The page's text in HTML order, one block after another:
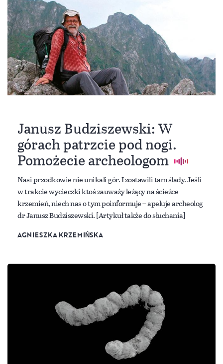
Janusz Budziszewski: W
górach patrzcie pod nogi.
Pomożecie archeologom
Nasi przodkowie nie unikali gór. I zostawili tam ślady. Jeśli
w trakcie wycieczki ktoś zauważy leżący na ścieżce
krzemień, niech nas o tym poinformuje – apeluje archeolog
dr Janusz Budziszewski. [Artykuł także do słuchania]
AGNIESZKA KRZEMIŃSKA